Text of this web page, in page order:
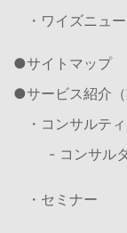
・ワイズニュ
サイトマップ
サービス紹介（
・コンサルテ
- コンサル
・セミナー